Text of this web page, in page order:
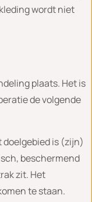
wordt niet
plaats. Het is
de volgende
is (zijn)
beschermend
zit. Het
te staan.